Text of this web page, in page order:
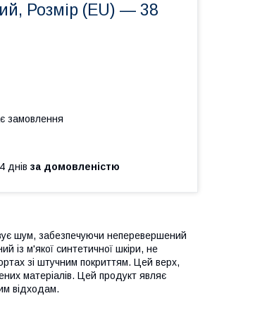
Розмір (EU) — 38
замовлення
днів за домовленістю
шум, забезпечуючи неперевершений
із м'якої синтетичної шкіри, не
зі штучним покриттям. Цей верх,
матеріалів. Цей продукт являє
відходам.